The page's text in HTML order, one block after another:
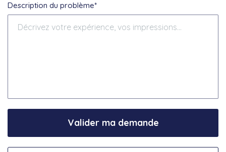
Description du problème*
Valider ma demande